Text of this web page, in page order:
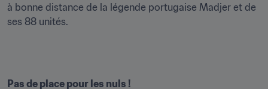
à bonne distance de la légende portugaise Madjer et de
ses 88 unités.